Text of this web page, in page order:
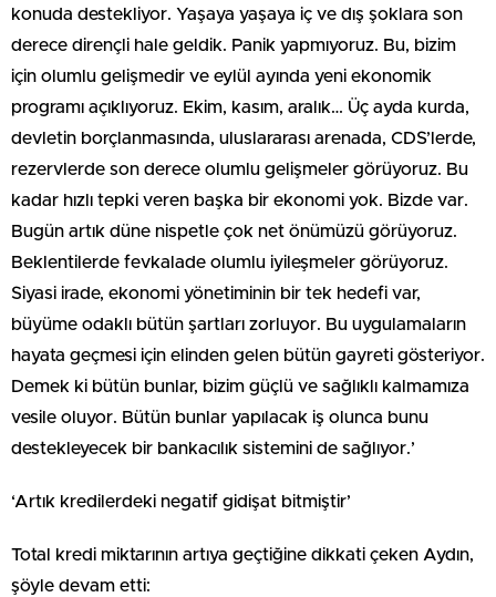
konuda destekliyor. Yaşaya yaşaya iç ve dış şoklara son
derece dirençli hale geldik. Panik yapmıyoruz. Bu, bizim
için olumlu gelişmedir ve eylül ayında yeni ekonomik
programı açıklıyoruz. Ekim, kasım, aralık… Üç ayda kurda,
devletin borçlanmasında, uluslararası arenada, CDS’lerde,
rezervlerde son derece olumlu gelişmeler görüyoruz. Bu
kadar hızlı tepki veren başka bir ekonomi yok. Bizde var.
Bugün artık düne nispetle çok net önümüzü görüyoruz.
Beklentilerde fevkalade olumlu iyileşmeler görüyoruz.
Siyasi irade, ekonomi yönetiminin bir tek hedefi var,
büyüme odaklı bütün şartları zorluyor. Bu uygulamaların
hayata geçmesi için elinden gelen bütün gayreti gösteriyor.
Demek ki bütün bunlar, bizim güçlü ve sağlıklı kalmamıza
vesile oluyor. Bütün bunlar yapılacak iş olunca bunu
destekleyecek bir bankacılık sistemini de sağlıyor.’
‘Artık kredilerdeki negatif gidişat bitmiştir’
Total kredi miktarının artıya geçtiğine dikkati çeken Aydın,
şöyle devam etti: